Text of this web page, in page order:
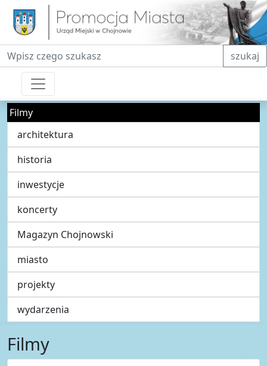
Fraza do wyszukiwania szukaj
Filmy
architektura
historia
inwestycje
koncerty
Magazyn Chojnowski
miasto
projekty
wydarzenia
Filmy